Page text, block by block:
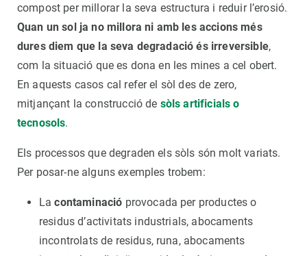
compost per millorar la seva estructura i reduir l’erosió.
Quan un sol ja no millora ni amb les accions més
dures diem que la seva degradació és irreversible,
com la situació que es dona en les mines a cel obert.
En aquests casos cal refer el sòl des de zero,
mitjançant la construcció de sòls artificials o
tecnosols.
Els processos que degraden els sòls són molt variats.
Per posar-ne alguns exemples trobem:
Lacontaminació provocada per productes o
residus d’activitats industrials, abocaments
incontrolats de residus, runa, abocaments